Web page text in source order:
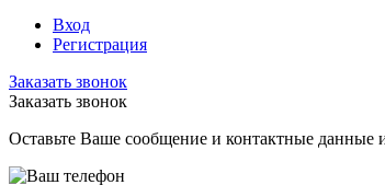
Вход
Регистрация
Заказать звонок
Заказать звонок
Оставьте Ваше сообщение и контактные